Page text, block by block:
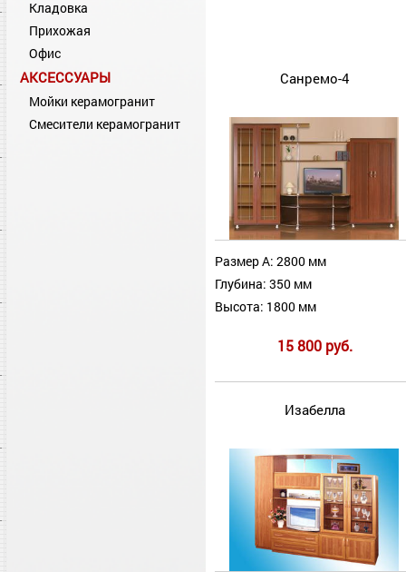
Кладовка
Прихожая
Офис
АКСЕССУАРЫ
Мойки керамогранит
Смесители керамогранит
Санремо-4
Размер А: 2800 мм
Глубина: 350 мм
Высота: 1800 мм
15 800 руб.
Изабелла